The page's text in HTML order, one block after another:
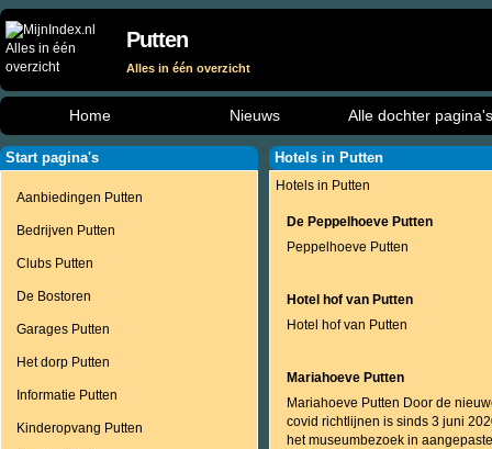
Putten
Alles in één overzicht
Home Nieuws Alle dochter pagina's
Start pagina's
Aanbiedingen Putten
Bedrijven Putten
Clubs Putten
De Bostoren
Garages Putten
Het dorp Putten
Informatie Putten
Kinderopvang Putten
Hotels in Putten
Hotels in Putten
De Peppelhoeve Putten
Peppelhoeve Putten
Hotel hof van Putten
Hotel hof van Putten
Mariahoeve Putten
Mariahoeve Putten Door de
covid richtlijnen is sinds 3 juni
het museumbezoek in aangepaste